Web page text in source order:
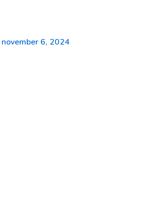
november 6, 2024